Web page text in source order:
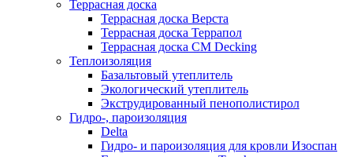
Террасная доска
Террасная доска Верста
Террасная доска Террапол
Террасная доска CM Decking
Теплоизоляция
Базальтовый утеплитель
Экологический утеплитель
Экструдированный пенополистирол
Гидро-, пароизоляция
Delta
Гидро- и пароизоляция для кровли Изоспан